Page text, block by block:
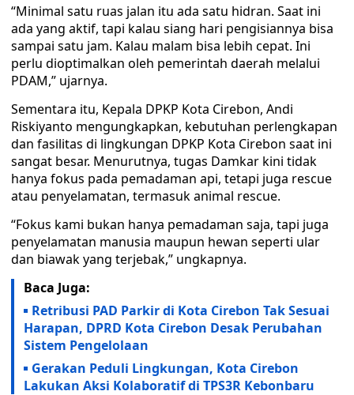
“Minimal satu ruas jalan itu ada satu hidran. Saat ini
ada yang aktif, tapi kalau siang hari pengisiannya bisa
sampai satu jam. Kalau malam bisa lebih cepat. Ini
perlu dioptimalkan oleh pemerintah daerah melalui
PDAM,” ujarnya.
Sementara itu, Kepala DPKP Kota Cirebon, Andi
Riskiyanto mengungkapkan, kebutuhan perlengkapan
dan fasilitas di lingkungan DPKP Kota Cirebon saat ini
sangat besar. Menurutnya, tugas Damkar kini tidak
hanya fokus pada pemadaman api, tetapi juga rescue
atau penyelamatan, termasuk animal rescue.
“Fokus kami bukan hanya pemadaman saja, tapi juga
penyelamatan manusia maupun hewan seperti ular
dan biawak yang terjebak,” ungkapnya.
Baca Juga:
Retribusi PAD Parkir di Kota Cirebon Tak Sesuai
Harapan, DPRD Kota Cirebon Desak Perubahan
Sistem Pengelolaan
Gerakan Peduli Lingkungan, Kota Cirebon
Lakukan Aksi Kolaboratif di TPS3R Kebonbaru